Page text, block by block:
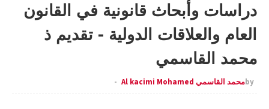
دراسات وأبحاث قانونية في القانون
العام والعلاقات الدولية - تقديم ذ
محمد القاسمي
byمحمد القاسمي Al kacimi Mohamed